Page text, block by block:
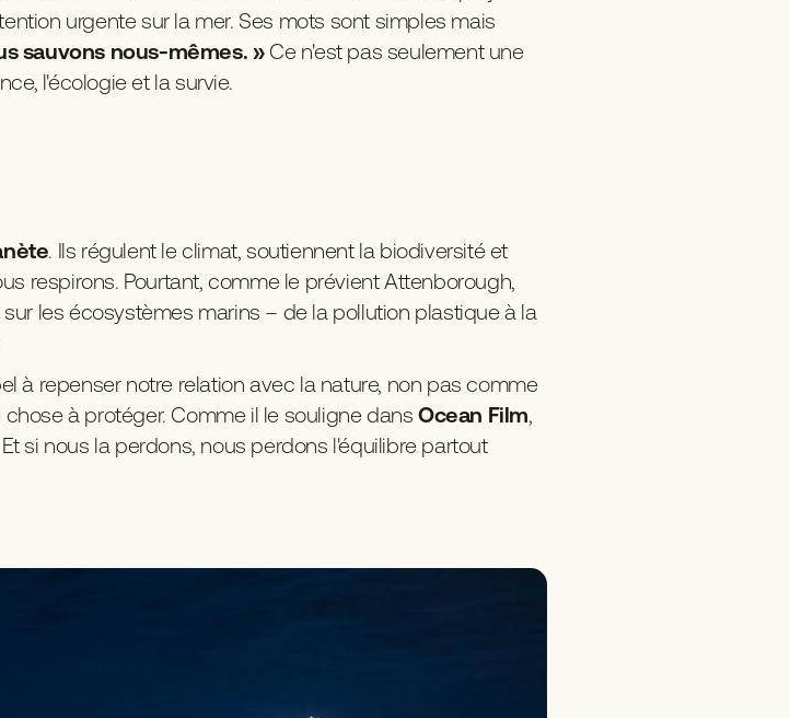
urgente sur la mer. Ses mots sont simples mais
sauvons nous-mêmes. »Ce n'est pas seulement une
l'écologie et la survie.
te. Ils régulent le climat, soutiennent la biodiversité et
respirons. Pourtant, comme le prévient Attenborough,
les écosystèmes marins – de la pollution plastique à la
à repenser notre relation avec la nature, non pas comme
à protéger. Comme il le souligne dans Ocean Film,
si nous la perdons, nous perdons l'équilibre partout